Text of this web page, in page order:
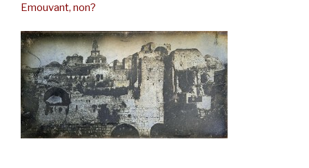
Emouvant, non?